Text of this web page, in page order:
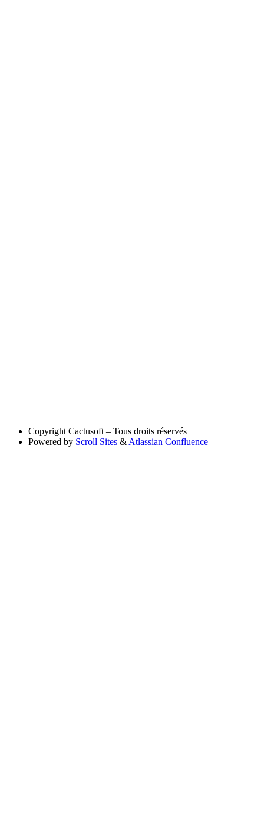
Copyright Cactusoft – Tous droits réservés
Powered by Scroll Sites & Atlassian Confluence